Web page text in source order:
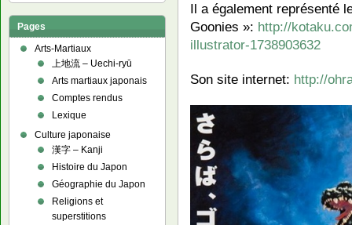
Il a également représenté
Goonies »: http://
illustrator-1738903632
Son site internet: http://
Pages
Arts-Martiaux
上地流 – Uechi-ryū
Arts martiaux japonais
Comptes rendus
Lexique
Culture japonaise
漢字 – Kanji
Histoire du Japon
Géographie du Japon
Religions et
superstitions